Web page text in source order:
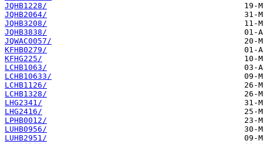
JQHB1228/
JQHB2064/
JQHB3208/
JQHB3838/
JQWAC0057/
KFHB0279/
KFHG225/
LCHB1063/
LCHB10633/
LCHB1126/
LCHB1328/
LHG2341/
LHG2416/
LPHB0012/
LUHB0956/
LUHB2951/